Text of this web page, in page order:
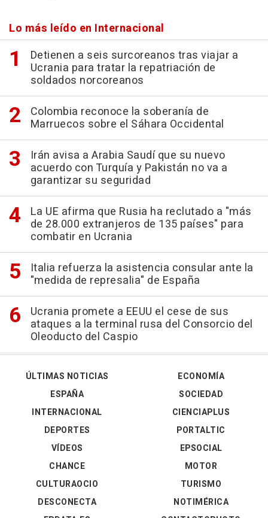
Lo más leído en Internacional
Detienen a seis surcoreanos tras viajar a
Ucrania para tratar la repatriación de
soldados norcoreanos
Colombia reconoce la soberanía de
Marruecos sobre el Sáhara Occidental
Irán avisa a Arabia Saudí que su nuevo
acuerdo con Turquía y Pakistán no va a
garantizar su seguridad
La UE afirma que Rusia ha reclutado a "más
de 28.000 extranjeros de 135 países" para
combatir en Ucrania
Italia refuerza la asistencia consular ante la
"medida de represalia" de España
Ucrania promete a EEUU el cese de sus
ataques a la terminal rusa del Consorcio del
Oleoducto del Caspio
ÚLTIMAS NOTICIAS
ESPAÑA
INTERNACIONAL
DEPORTES
VÍDEOS
ECONOMÍA
SOCIEDAD
CIENCIAPLUS
PORTALTIC
EPSOCIAL
CHANCE
CULTURAOCIO
DESCONECTA
MOTOR
TURISMO
NOTIMÉRICA